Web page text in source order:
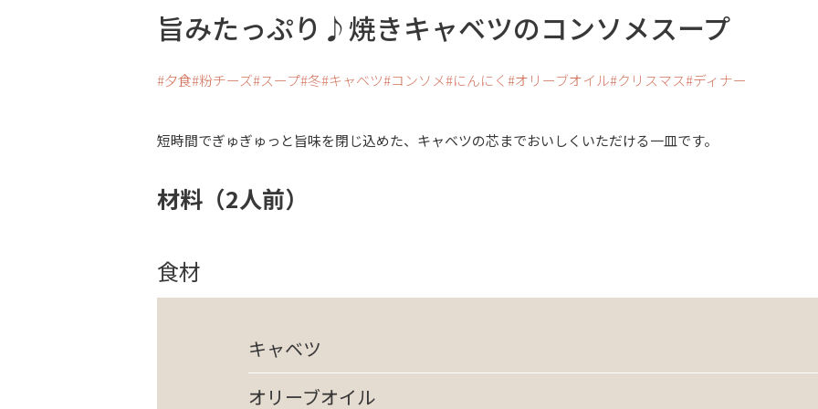
旨みたっぷり♪焼きキャベツのコンソメスープ
夕食 粉チーズ スープ 冬 キャベツ コンソメ にんにく オリーブオイル クリスマス ディナー
短時間でぎゅぎゅっと旨味を閉じ込めた、キャベツの芯までおいしくいただける一皿です。
材料（2人前）
食材
キャベツ
オリーブオイル